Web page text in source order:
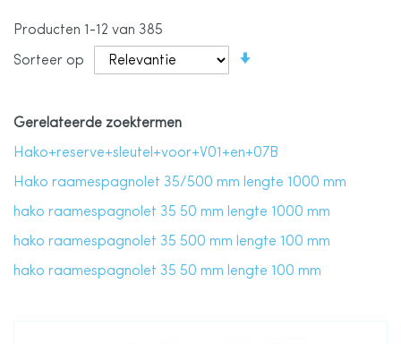
Producten 1 -12 van 385
Sorteer op
Gerelateerde zoektermen
Hako+reserve+sleutel+voor+V01+en+07B
Hako raamespagnolet 35/500 mm lengte 1000 mm
hako raamespagnolet 35 50 mm lengte 1000 mm
hako raamespagnolet 35 500 mm lengte 100 mm
hako raamespagnolet 35 50 mm lengte 100 mm